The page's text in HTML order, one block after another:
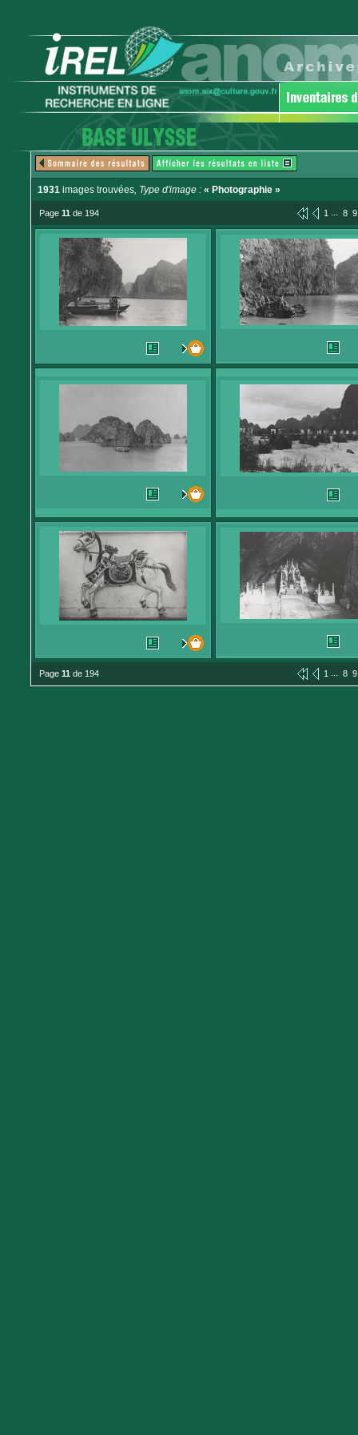
1931 images trouvées, Type d'image : « Photographie »
Page 11 de 194 1 ... 8 9
Page 11 de 194 1 ... 8 9